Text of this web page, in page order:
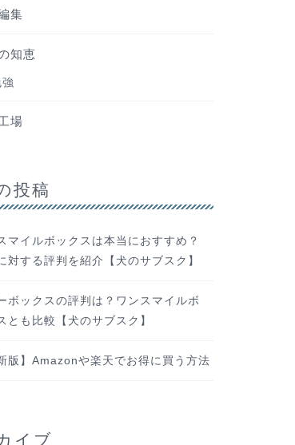
集
知恵
場
投稿
マイルボックスは本当におすすめ？
対する評判を紹介【犬のサブスク】
ボックスの評判は？ワンスマイルボ
とも比較【犬のサブスク】
版】Amazonや楽天でお得に買う方法
イブ